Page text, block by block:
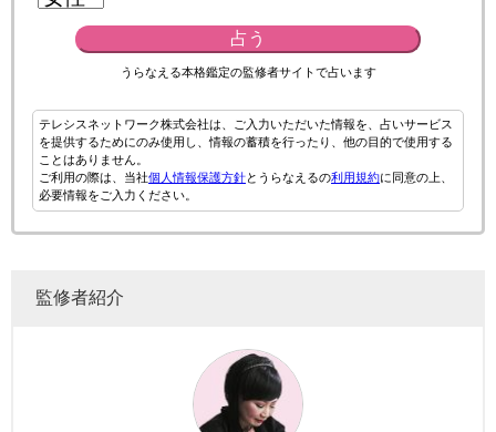
占う
うらなえる本格鑑定の監修者サイトで占います
テレシスネットワーク株式会社は、ご入力いただいた情報を、占いサービス
を提供するためにのみ使用し、情報の蓄積を行ったり、他の目的で使用する
ことはありません。
ご利用の際は、当社個人情報保護方針とうらなえるの利用規約に同意の上、
必要情報をご入力ください。
監修者紹介